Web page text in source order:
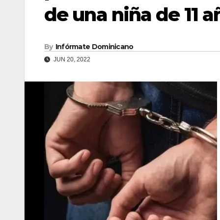
de una niña de 11
By Infórmate Dominicano
JUN 20, 2022